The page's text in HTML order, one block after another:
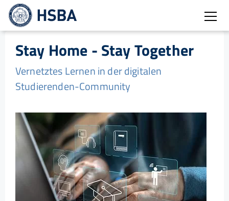
Stay Home - Stay Together
Vernetztes Lernen in der digitalen
Studierenden-Community